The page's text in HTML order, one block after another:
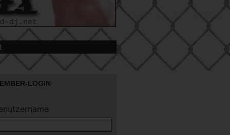
LOGIN